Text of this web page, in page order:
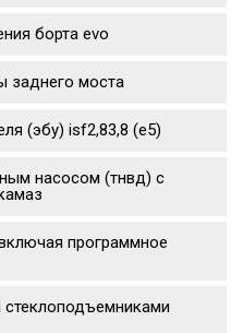
борта evo
заднего моста
(эбу) isf2,83,8 (е5)
насосом (тнвд) с
программное
стеклоподъемниками